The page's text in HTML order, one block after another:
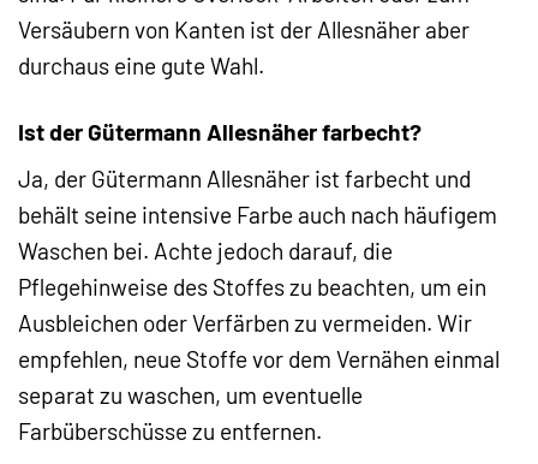
Versäubern von Kanten ist der Allesnäher aber
durchaus eine gute Wahl.
Ist der Gütermann Allesnäher farbecht?
Ja, der Gütermann Allesnäher ist farbecht und
behält seine intensive Farbe auch nach häufigem
Waschen bei. Achte jedoch darauf, die
Pflegehinweise des Stoffes zu beachten, um ein
Ausbleichen oder Verfärben zu vermeiden. Wir
empfehlen, neue Stoffe vor dem Vernähen einmal
separat zu waschen, um eventuelle
Farbüberschüsse zu entfernen.